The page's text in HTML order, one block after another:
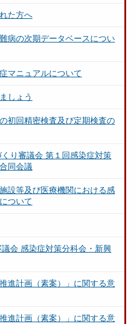
た方へ
病の次期データベースについ
マニュアルについて
しょう
初回精密検査及び定期検査の
り審議会 第１回感染症対策
同会議
設等及び医療機関における感
ついて
会 感染症対策分科会・新興
進計画（素案）」に関する意
進計画（素案）」に関する意